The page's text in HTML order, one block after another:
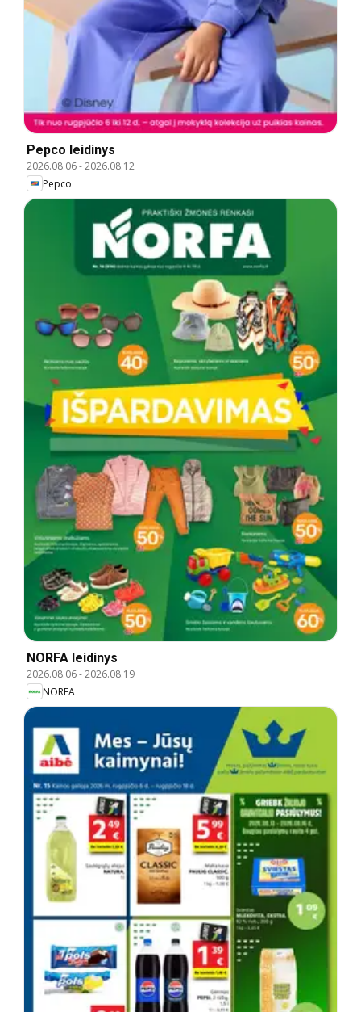
Pepco leidinys
2026.08.06-2026.08.12
Pepco
NORFA leidinys
2026.08.06-2026.08.19
NORFA